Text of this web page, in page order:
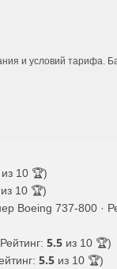
и условий тарифа.
из 10 🏆)
из 10 🏆)
Boeing 737-800 ·
5.5 из 10 🏆)
5.5 из 10 🏆)